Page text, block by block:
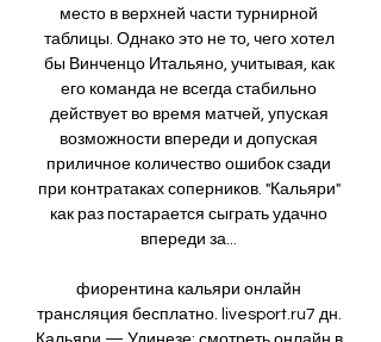
место в верхней части турнирной
таблицы. Однако это не то, чего хотел
бы Винченцо Итальяно, учитывая, как
его команда не всегда стабильно
действует во время матчей, упуская
возможности впереди и допуская
приличное количество ошибок сзади
при контратаках соперников. "Кальяри"
как раз постарается сыграть удачно
впереди за...
фиорентина кальяри онлайн
трансляция бесплатно. livesport.ru7 дн.